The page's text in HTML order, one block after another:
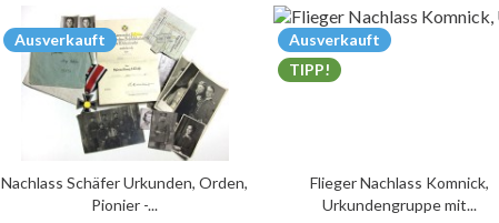
Ausverkauft
Nachlass Schäfer Urkunden, Orden,
Pionier -...
Ausverkauft
TIPP!
Flieger Nachlass Komnick,
Urkundengruppe mit...